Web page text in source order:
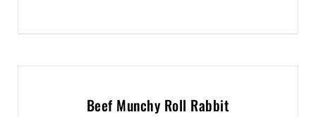
Beef Munchy Roll Rabbit